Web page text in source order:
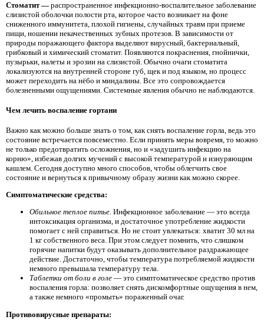
Стоматит — распространенное инфекционно-воспалительное заболевание
слизистой оболочки полости рта, которое часто возникает на фоне
сниженного иммунитета, плохой гигиены, случайных травм при приеме
пищи, ношении некачественных зубных протезов. В зависимости от
природы поражающего фактора выделяют вирусный, бактериальный,
грибковый и химический стоматит. Появляются покраснения, гнойнички,
пузырьки, налеты и эрозии на слизистой. Обычно очаги стоматита
локализуются на внутренней стороне губ, щек и под языком, но процесс
может переходить на нёбо и миндалины. Все это сопровождается
болезненными ощущениями. Системные явления обычно не наблюдаются.
Чем лечить воспаление гортани
Важно как можно больше знать о том, как снять воспаление горла, ведь это
состояние встречается повсеместно. Если принять меры вовремя, то можно
не только предотвратить осложнения, но и «задушить инфекцию на
корню», избежав долгих мучений с высокой температурой и изнуряющим
кашлем. Сегодня доступно много способов, чтобы облегчить свое
состояние и вернуться к привычному образу жизни как можно скорее.
Симптоматические средства:
Обильное теплое питье. Инфекционное заболевание — это всегда
интоксикация организма, и достаточное употребление жидкости
помогает с ней справиться. Но не стоит увлекаться: хватит 30 мл на
1 кг собственного веса. При этом следует помнить, что слишком
горячие напитки будут оказывать дополнительное раздражающее
действие. Достаточно, чтобы температура потребляемой жидкости
немного превышала температуру тела.
Таблетки от боли в голе — это симптоматическое средство против
воспаления горла: позволяет снять дискомфортные ощущения в нем,
а также немного «промыть» пораженный очаг.
Противовирусные препараты: